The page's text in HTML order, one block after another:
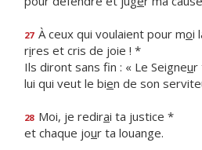
27 À ceux qui voulaient pour moi
rires et cris de joie ! *
Ils diront sans fin : « Le Seigneur
lui qui veut le bien de son
28 Moi, je redirai ta justice *
et chaque jour ta louange.